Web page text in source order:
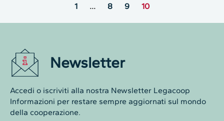
1 … 8 9 10
Newsletter
Accedi o iscriviti alla nostra Newsletter Legacoop
Informazioni per restare sempre aggiornati sul mondo
della cooperazione.